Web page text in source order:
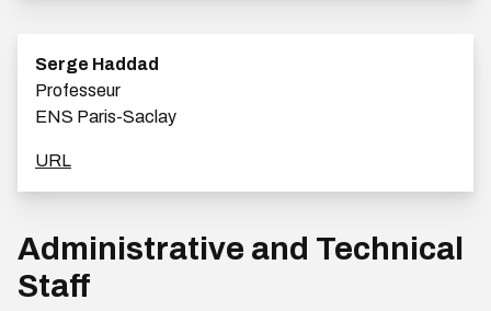
Serge Haddad
Professeur
ENS Paris-Saclay
URL
Administrative and Technical
Staff